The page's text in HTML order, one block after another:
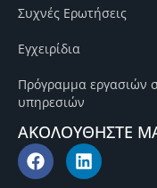
Συχνές Ερωτήσεις
Εγχειρίδια
Πρόγραμμα εργασιών
υπηρεσιών
ΑΚΟΛΟΥΘΗΣΤΕ